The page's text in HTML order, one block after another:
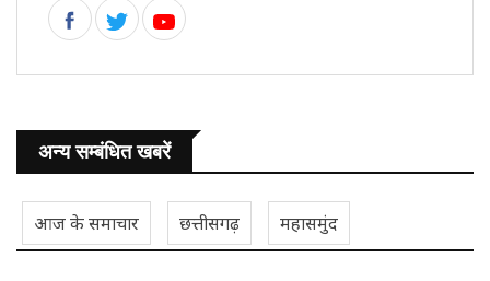
अन्य सम्बंधित खबरें
आज के समाचार छत्तीसगढ़ महासमुंद